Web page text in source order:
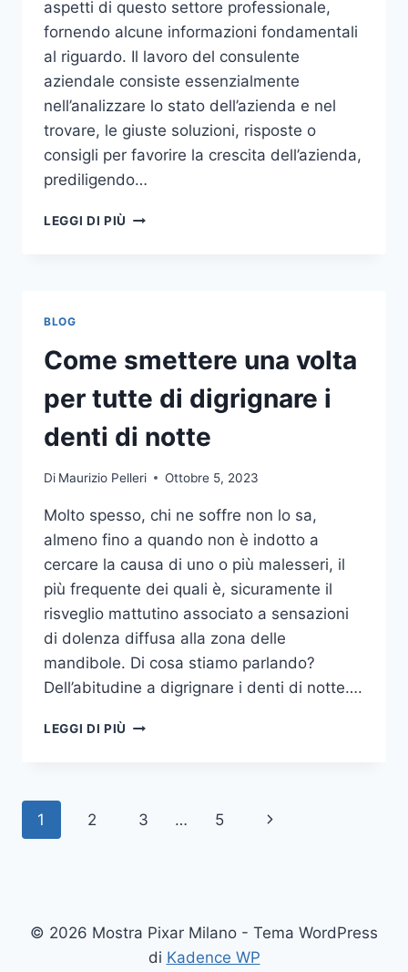
aspetti di questo settore professionale,
fornendo alcune informazioni fondamentali
al riguardo. Il lavoro del consulente
aziendale consiste essenzialmente
nell’analizzare lo stato dell’azienda e nel
trovare, le giuste soluzioni, risposte o
consigli per favorire la crescita dell’azienda,
prediligendo…
LEGGI DI PIÙ IL
BLOG
Come smettere una volta
per tutte di digrignare i
denti di notte
Di Maurizio Pelleri Ottobre 5, 2023
Molto spesso, chi ne soffre non lo sa,
almeno fino a quando non è indotto a
cercare la causa di uno o più malesseri, il
più frequente dei quali è, sicuramente il
risveglio mattutino associato a sensazioni
di dolenza diffusa alla zona delle
mandibole. Di cosa stiamo parlando?
Dell’abitudine a digrignare i denti di notte….
LEGGI DI PIÙ COME
TUTTE
NOTTE
Navigazione
1 2 3 … 5
Pagina
© 2026 Mostra Pixar Milano - Tema WordPress
di Kadence WP